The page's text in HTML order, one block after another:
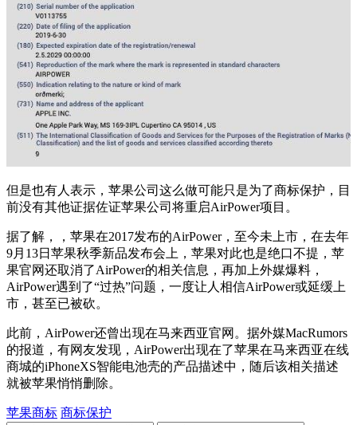
但是也有人表示，苹果公司这么做可能只是为了商标保护，目
前没有其他证据佐证苹果公司将重启AirPower项目。
据了解，，苹果在2017发布的AirPower，至今未上市，在去年
9月13日苹果秋季新品发布会上，苹果对此也是绝口不提，苹
果官网还取消了AirPower的相关信息，再加上外媒爆料，
AirPower遇到了“过热”问题，一度让人相信AirPower或延缓上
市，甚至已被砍。
此前，AirPower还曾出现在马来西亚官网。据外媒MacRumors
的报道，有网友发现，AirPower出现在了苹果在马来西亚在线
商城的iPhoneXS智能电池壳的产品描述中，随后该相关描述
就被苹果悄悄删除。
苹果商标 商标保护